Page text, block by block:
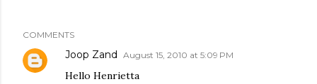
COMMENTS
Joop Zand August 15, 2010 at 5:09 PM
Hello Henrietta